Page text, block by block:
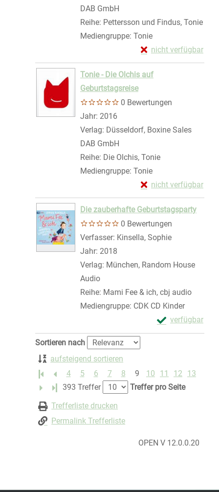
DAB GmbH
Reihe: Pettersson und Findus, Tonie
Mediengruppe: Tonie
nicht verfügbar
Exemplar-Details
Zum Download von
Tonie - Die Olchis auf
Geburtstagsreise
0 Bewertungen
Suche nach diesem Verfasser
Jahr: 2016
Verlag: Düsseldorf, Boxine Sales
DAB GmbH
Reihe: Die Olchis, Tonie
Mediengruppe: Tonie
nicht verfügbar
Exemplar-Details
Zum Download von
Die zauberhafte Geburtstagsparty
0 Bewertungen
Verfasser: Kinsella, Sophie
Jahr: 2018
Verlag: München, Random House
Audio
Reihe: Mami Fee & ich, cbj audio
Mediengruppe: CDK CD Kinder
verfügbar
Exemplar-
Zum Download
Zu den Suchfiltern springen
Sortieren nach
aufsteigend sortieren
4
5 6 7 8 9 10 11 12 13
Letzte Seite
393 Treffer
Treffer pro Seite
Trefferliste drucken
Permalink Trefferliste
OPEN V 12.0.0.20